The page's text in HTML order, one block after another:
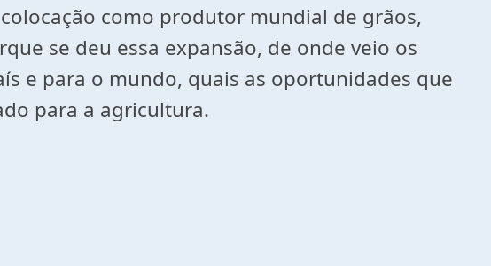
como produtor mundial de grãos,
se deu essa expansão, de onde veio os
e para o mundo, quais as oportunidades que
para a agricultura.